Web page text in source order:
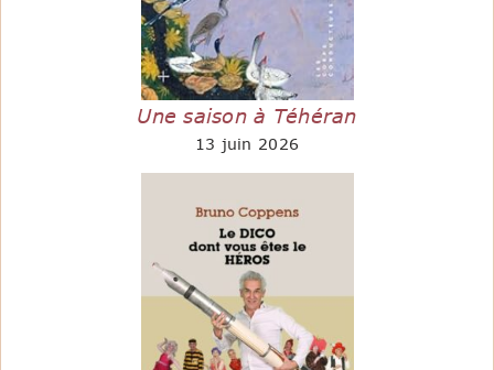
Une saison à Téhéran
13 juin 2026